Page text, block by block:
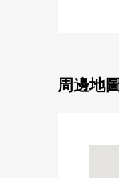
○ 雙
周邊地圖